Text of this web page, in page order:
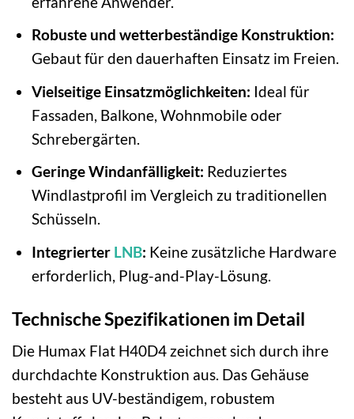
Robuste und wetterbeständige Konstruktion:
Gebaut für den dauerhaften Einsatz im Freien.
Vielseitige Einsatzmöglichkeiten: Ideal für
Fassaden, Balkone, Wohnmobile oder
Schrebergärten.
Geringe Windanfälligkeit: Reduziertes
Windlastprofil im Vergleich zu traditionellen
Schüsseln.
Integrierter LNB: Keine zusätzliche Hardware
erforderlich, Plug-and-Play-Lösung.
Technische Spezifikationen im Detail
Die Humax Flat H40D4 zeichnet sich durch ihre
durchdachte Konstruktion aus. Das Gehäuse
besteht aus UV-beständigem, robustem